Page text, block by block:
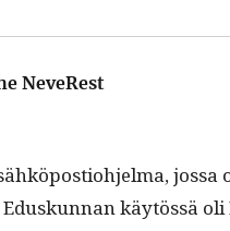
NeveRest
jos­sa
käytössä oli